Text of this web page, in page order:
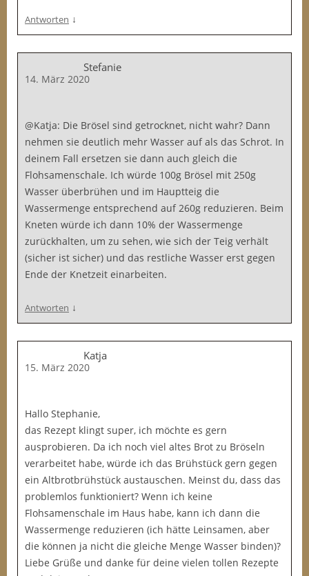
Antworten ↓
Stefanie
14. März 2020
@Katja: Die Brösel sind getrocknet, nicht wahr? Dann
nehmen sie deutlich mehr Wasser auf als das Schrot. In
deinem Fall ersetzen sie dann auch gleich die
Flohsamenschale. Ich würde 100g Brösel mit 250g
Wasser überbrühen und im Hauptteig die
Wassermenge entsprechend auf 260g reduzieren. Beim
Kneten würde ich dann 10% der Wassermenge
zurückhalten, um zu sehen, wie sich der Teig verhält
(sicher ist sicher) und das restliche Wasser erst gegen
Ende der Knetzeit einarbeiten.
Antworten ↓
Katja
15. März 2020
Hallo Stephanie,
das Rezept klingt super, ich möchte es gern
ausprobieren. Da ich noch viel altes Brot zu Bröseln
verarbeitet habe, würde ich das Brühstück gern gegen
ein Altbrotbrühstück austauschen. Meinst du, dass das
problemlos funktioniert? Wenn ich keine
Flohsamenschale im Haus habe, kann ich dann die
Wassermenge reduzieren (ich hätte Leinsamen, aber
die können ja nicht die gleiche Menge Wasser binden)?
Liebe Grüße und danke für deine vielen tollen Rezepte